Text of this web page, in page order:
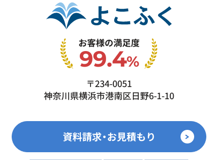
お客様の満足度
99.4%
〒234-0051
神奈川県横浜市港南区日野6-1-10
資料請求・お見積もり